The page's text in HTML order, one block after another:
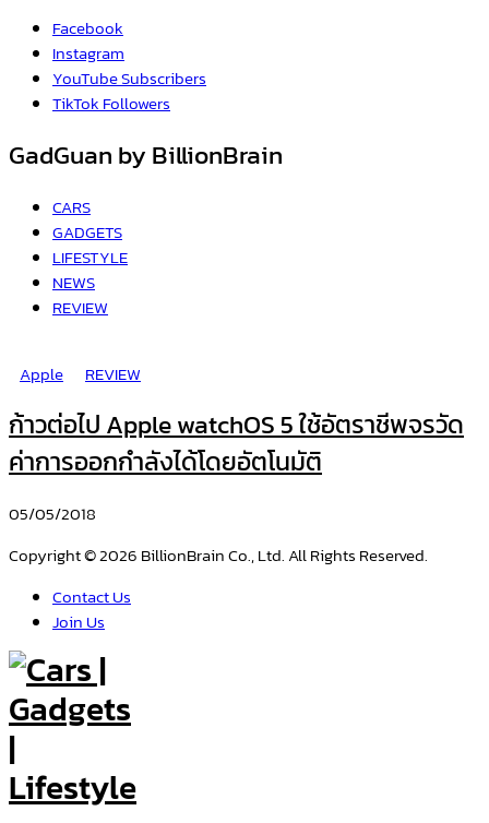
Facebook
Instagram
YouTubeSubscribers
TikTok Followers
GadGuan by BillionBrain
CARS
GADGETS
LIFESTYLE
NEWS
REVIEW
Apple REVIEW
ก้าวต่อไป Apple watchOS 5 ใช้อัตราชีพจรวัด
ค่าการออกกำลังได้โดยอัตโนมัติ
05/05/2018
Copyright © 2026 BillionBrain Co., Ltd. All Rights Reserved.
Contact Us
Join Us